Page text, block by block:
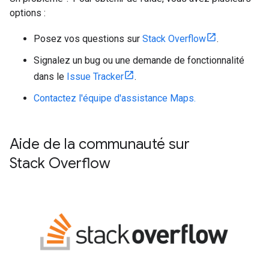
options :
Posez vos questions sur Stack Overflow
.
Signalez un bug ou une demande de fonctionnalité
dans le Issue Tracker
.
Contactez l'équipe d'assistance Maps.
Aide de la communauté sur
Stack Overflow